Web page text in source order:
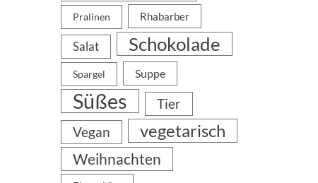
Pralinen Rhabarber
Salat Schokolade
Spargel Suppe
Süßes
Tier
Vegan
vegetarisch
Weihnachten